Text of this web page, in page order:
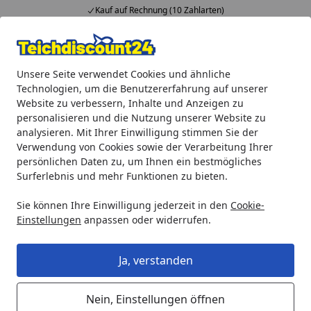
Unsere Seite verwendet Cookies und ähnliche
Technologien, um die Benutzererfahrung auf unserer
Website zu verbessern, Inhalte und Anzeigen zu
personalisieren und die Nutzung unserer Website zu
analysieren. Mit Ihrer Einwilligung stimmen Sie der
Verwendung von Cookies sowie der Verarbeitung Ihrer
persönlichen Daten zu, um Ihnen ein bestmögliches
Surferlebnis und mehr Funktionen zu bieten.
Sie können Ihre Einwilligung jederzeit in den Cookie-
Einstellungen anpassen oder widerrufen.
Ja, verstanden
Nein, Einstellungen öffnen
Kauf auf Rechnung (10 Zahlarten)
Alle Produkte
Mein Konto
Suchen
Startseite
Oase LunAqua Mini LED warmweiß
Oase LunAqua Mini LED warmweiß